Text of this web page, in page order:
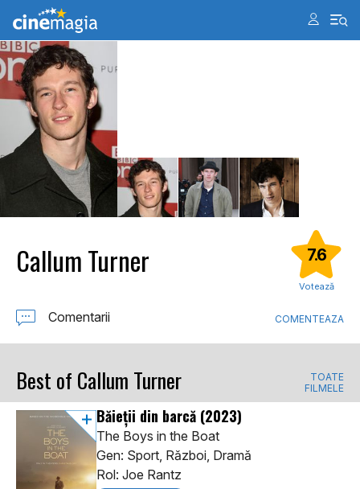
Callum Turner 7.6
Votează
Comentarii COMENTEAZA
Best of Callum Turner
TOATE
FILMELE
Băieții din barcă (2023)
The Boys in the Boat
Gen: Sport, Război, Dramă
Rol: Joe Rantz